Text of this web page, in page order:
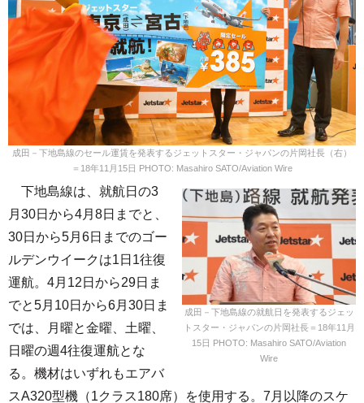
成田－下地島線のセール運賃を発表するジェットスター・ジャパンの片岡社長（右）
＝18年11月15日 PHOTO: Masahiro SATO/Aviation Wire
成田－下地島線の就航日を発表するジェッ
トスター・ジャパンの片岡社長＝18年11月
15日 PHOTO: Masahiro SATO/Aviation
Wire
下地島線は、就航日の3
月30日から4月8日までと、
30日から5月6日までのゴー
ルデンウイークは1日1往復
運航。4月12日から29日ま
でと5月10日から6月30日ま
では、月曜と金曜、土曜、
日曜の週4往復運航とな
る。機材はいずれもエアバ
スA320型機（1クラス180席）を使用する。7月以降のスケ